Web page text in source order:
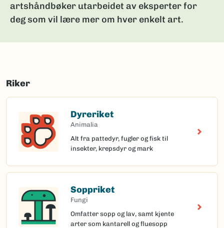
artshåndbøker utarbeidet av eksperter for
deg som vil lære mer om hver enkelt art.
Riker
Dyreriket
Animalia
Alt fra pattedyr, fugler og fisk til
insekter, krepsdyr og mark
Soppriket
Fungi
Omfatter sopp og lav, samt kjente
arter som kantarell og fluesopp